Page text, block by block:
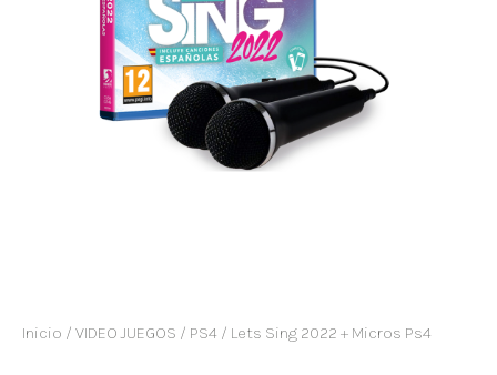
Inicio / VIDEO JUEGOS / PS4 / Lets Sing 2022 + Micros Ps4